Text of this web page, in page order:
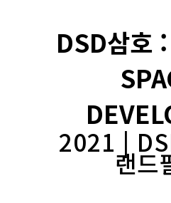
DSD삼호
2021 |
랜드